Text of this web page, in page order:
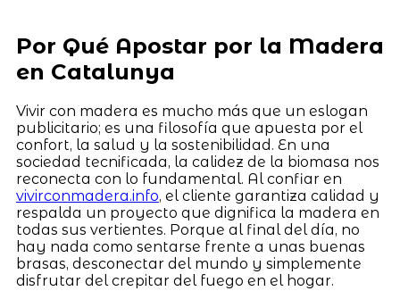
Por Qué Apostar por la Madera
en Catalunya
Vivir con madera es mucho más que un eslogan
publicitario; es una filosofía que apuesta por el
confort, la salud y la sostenibilidad. En una
sociedad tecnificada, la calidez de la biomasa nos
reconecta con lo fundamental. Al confiar en
vivirconmadera.info, el cliente garantiza calidad y
respalda un proyecto que dignifica la madera en
todas sus vertientes. Porque al final del día, no
hay nada como sentarse frente a unas buenas
brasas, desconectar del mundo y simplemente
disfrutar del crepitar del fuego en el hogar.